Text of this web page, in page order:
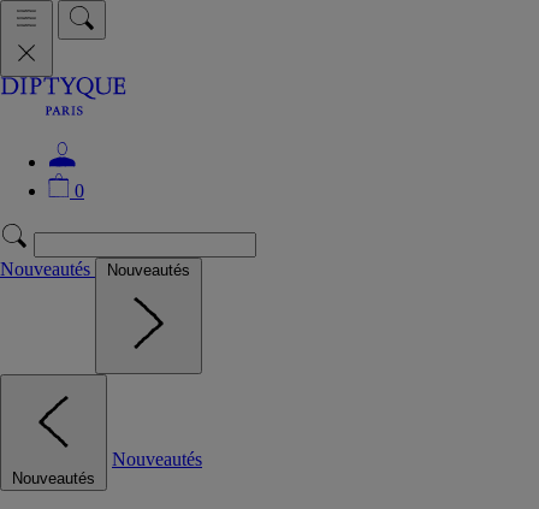
0
Nouveautés Nouveautés
Nouveautés
Nouveautés